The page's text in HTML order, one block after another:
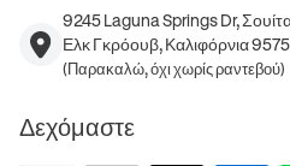
9245 Laguna Springs Dr,
Ελκ Γκρόουβ, Καλιφόρνια
(Παρακαλώ, όχι χωρίς ραντεβού)
Δεχόμαστε